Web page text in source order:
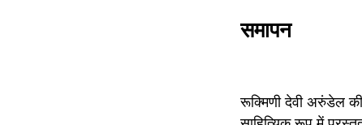
समापन
रूक्मिणी देवी अरुंडेल